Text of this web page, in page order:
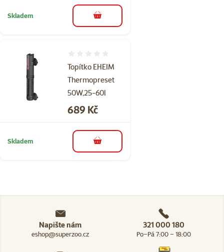
Skladem do košíku
Topítko EHEIM
Thermopreset
50W,25-60l
Cena
689 Kč
Skladem do košíku
Napište nám
eshop@superzoo.cz
321 000 180
Po–Pá 7:00 – 18:00